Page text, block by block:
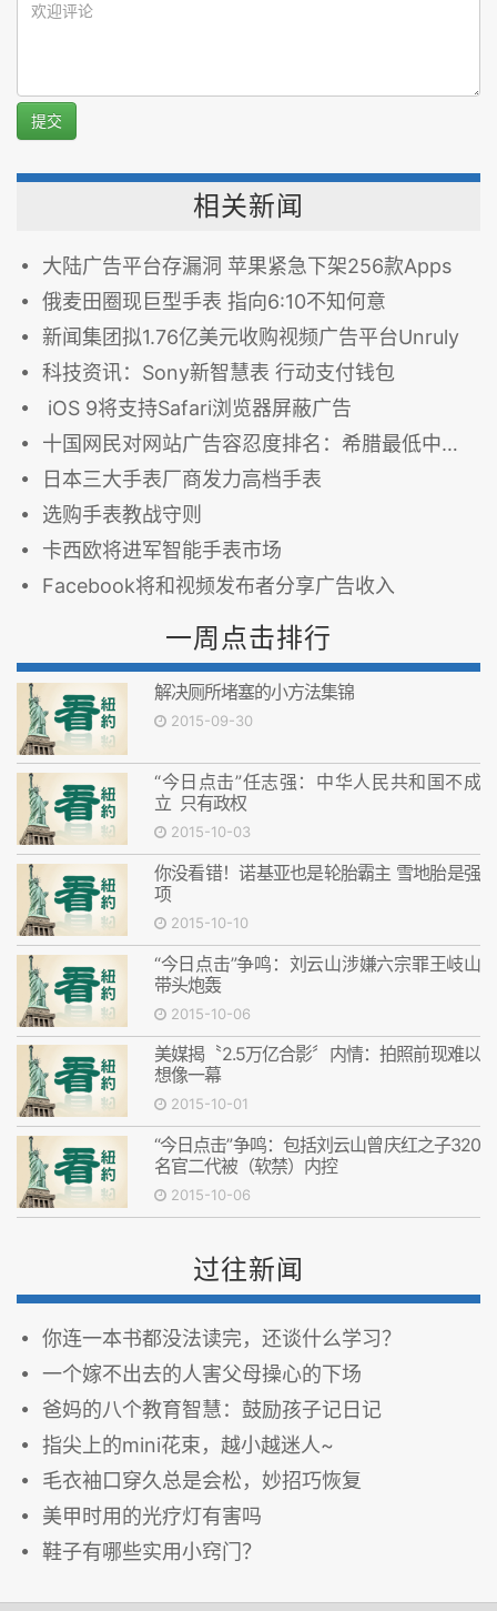
提交
相关新闻
大陆广告平台存漏洞 苹果紧急下架256款Apps
俄麦田圈现巨型手表 指向6:10不知何意
新闻集团拟1.76亿美元收购视频广告平台Unruly
科技资讯：Sony新智慧表 行动支付钱包
iOS 9将支持Safari浏览器屏蔽广告
十国网民对网站广告容忍度排名：希腊最低中国最高
日本三大手表厂商发力高档手表
选购手表教战守则
卡西欧将进军智能手表市场
Facebook将和视频发布者分享广告收入
一周点击排行
解决厕所堵塞的小方法集锦
2015-09-30
“今日点击”任志强：中华人民共和国不成
立 只有政权
2015-10-03
你没看错！诺基亚也是轮胎霸主 雪地胎是强
项
2015-10-10
“今日点击”争鸣：刘云山涉嫌六宗罪王岐山
带头炮轰
2015-10-06
美媒揭〝2.5万亿合影〞内情：拍照前现难以
想像一幕
2015-10-01
“今日点击”争鸣：包括刘云山曾庆红之子320
名官二代被（软禁）内控
2015-10-06
过往新闻
你连一本书都没法读完，还谈什么学习？
一个嫁不出去的人害父母操心的下场
爸妈的八个教育智慧：鼓励孩子记日记
指尖上的mini花束，越小越迷人~
毛衣袖口穿久总是会松，妙招巧恢复
美甲时用的光疗灯有害吗
鞋子有哪些实用小窍门？